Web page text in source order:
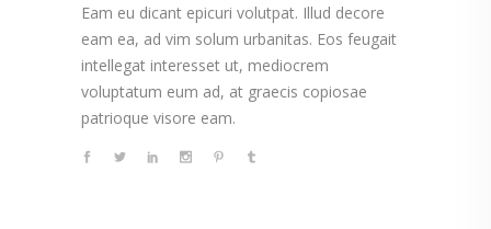
Eam eu dicant epicuri volutpat. Illud decore
eam ea, ad vim solum urbanitas. Eos feugait
intellegat interesset ut, mediocrem
voluptatum eum ad, at graecis copiosae
patrioque visore eam.